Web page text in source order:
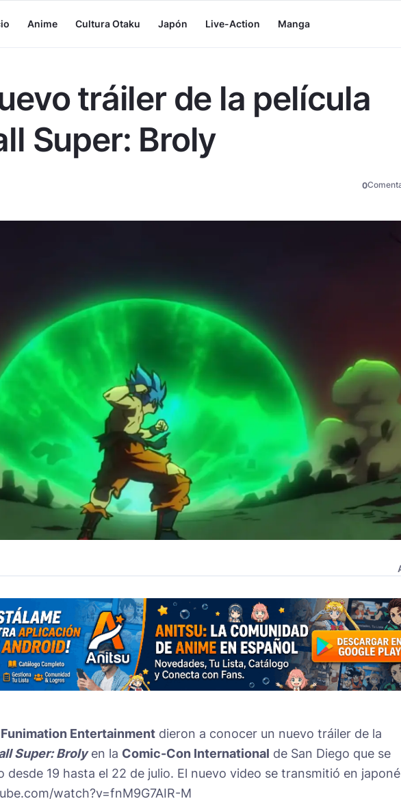
Anime Cultura Otaku Japón Live-Action Manga
tráiler de la película
Super: Broly
0
Funimation Entertainment dieron a conocer un nuevo tráiler de la
Super: Brolyen la Comic-Con International de San Diego que se
desde 19 hasta el 22 de julio. El nuevo video se transmitió en
watch?v=fnM9G7AIR-M